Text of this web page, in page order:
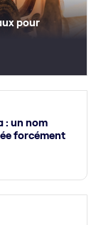
pour
: un nom
forcément